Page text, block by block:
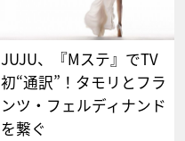
JUJU、『Mステ』でTV
初“通訳”！タモリとフラ
ンツ・フェルディナンド
を繋ぐ